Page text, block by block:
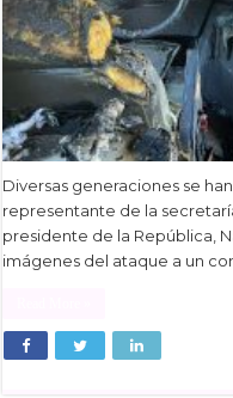
Diversas generaciones se
representante de la
presidente de la República,
imágenes del ataque a un